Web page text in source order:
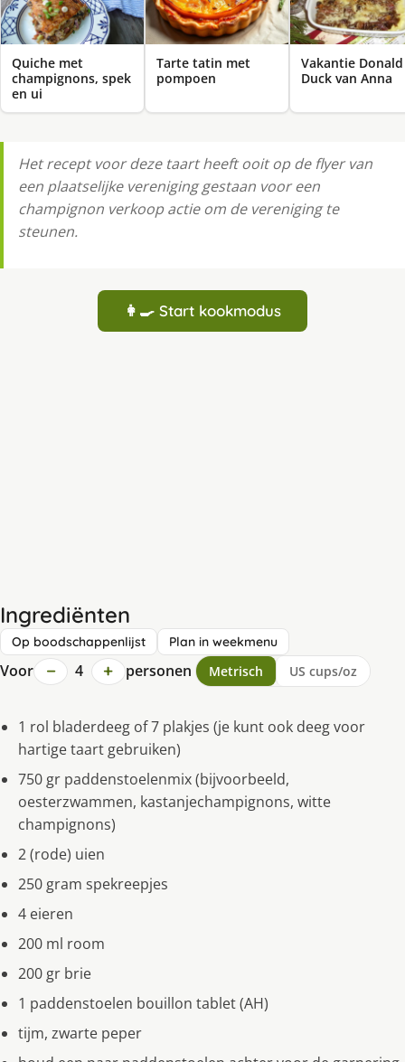
Quiche met
champignons, spek
en ui
Tarte tatin met
pompoen
Vakantie Donald
Duck van Anna
Het recept voor deze taart heeft ooit op de flyer van
een plaatselijke vereniging gestaan voor een
champignon verkoop actie om de vereniging te
steunen.
👩‍🍳 Start kookmodus
Ingrediënten
Op boodschappenlijst Plan in weekmenu
Voor − 4 + personen Metrisch US cups/oz
1 rol bladerdeeg of 7 plakjes (je kunt ook deeg voor
hartige taart gebruiken)
750 gr paddenstoelenmix (bijvoorbeeld,
oesterzwammen, kastanjechampignons, witte
champignons)
2 (rode) uien
250 gram spekreepjes
4 eieren
200 ml room
200 gr brie
1 paddenstoelen bouillon tablet (AH)
tijm, zwarte peper